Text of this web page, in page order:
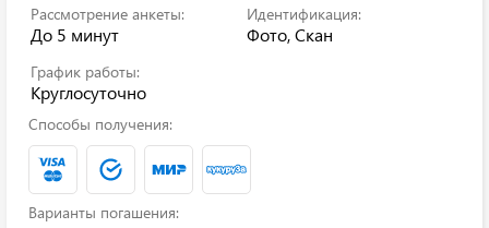
Рассмотрение анкеты:
До 5 минут
Идентификация:
Фото, Скан
График работы:
Круглосуточно
Способы получения:
Варианты погашения: